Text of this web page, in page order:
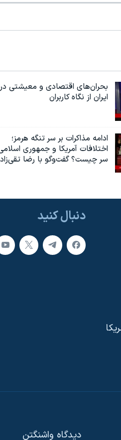
بحران‌های اقتصادی و معیشتی در
ایران از نگاه کاربران
ادامه مذاکرات بر سر تنگه هرمز؛
اختلافات آمریکا و جمهوری
سر چیست؟ گفت‌وگو با رضا
دنبال کنید
دیدگاه‌ واشنگتن